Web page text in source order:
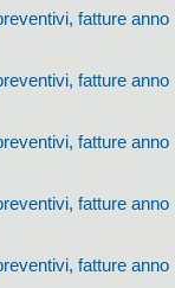
fatture anno
fatture anno
fatture anno
fatture anno
fatture anno